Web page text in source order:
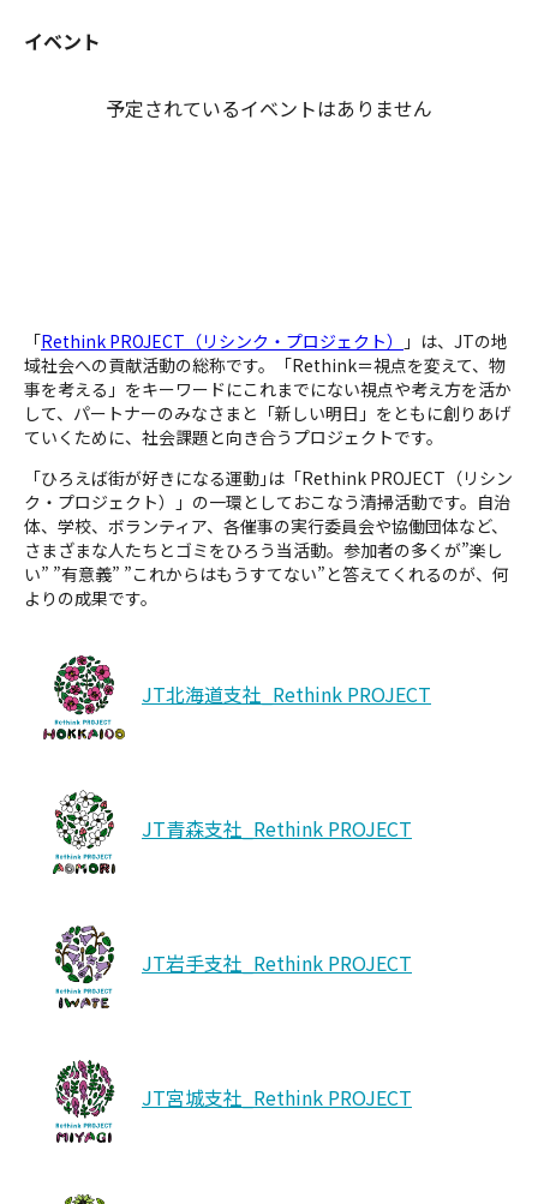
JT埼玉支社_Rethink PROJECT
JT三重支社_Rethink PROJECT
6日前
#大四日市まつり
JT島根支社_Rethink PROJECT 1週間前
JT茨城支社_Rethink PROJECT
JT三重支社_Rethink PROJECT
#大四日市まつり
#富士山環境美化前期クリーン作戦2026
JT栃木支社_Rethink PROJECT
イベント
予定されているイベントはありません
「Rethink PROJECT（リシンク・プロジェクト）
」は、JTの地
域社会への貢献活動の総称です。「Rethink＝視点を変えて、物
事を考える」をキーワードにこれまでにない視点や考え方を活か
して、パートナーのみなさまと「新しい明日」をともに創りあげ
ていくために、社会課題と向き合うプロジェクトです。
「ひろえば街が好きになる運動｣は「Rethink PROJECT（リシン
ク・プロジェクト）」の一環としておこなう清掃活動です。自治
体、学校、ボランティア、各催事の実行委員会や協働団体など、
さまざまな人たちとゴミをひろう当活動。参加者の多くが”楽し
い” ”有意義” ”これからはもうすてない”と答えてくれるのが、何
よりの成果です。
JT北海道支社_Rethink PROJECT
JT青森支社_Rethink PROJECT
JT岩手支社_Rethink PROJECT
JT宮城支社_Rethink PROJECT